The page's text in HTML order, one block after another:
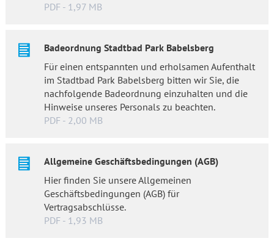
PDF - 1,97 MB
Badeordnung Stadtbad Park Babelsberg
Für einen entspannten und erholsamen Aufenthalt
im Stadtbad Park Babelsberg bitten wir Sie, die
nachfolgende Badeordnung einzuhalten und die
Hinweise unseres Personals zu beachten.
PDF - 2,00 MB
Allgemeine Geschäftsbedingungen (AGB)
Hier finden Sie unsere Allgemeinen
Geschäftsbedingungen (AGB) für
Vertragsabschlüsse.
PDF - 1,93 MB